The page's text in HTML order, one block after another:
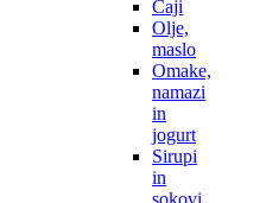
Čaji
Olje,
maslo
Omake,
namazi
in
jogurt
Sirupi
in
sokovi